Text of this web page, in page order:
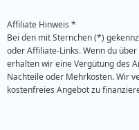
Affiliate Hinweis *
Bei den mit Sternchen (*)
oder Affiliate-Links. Wenn du
erhalten wir eine Vergütung des
Nachteile oder Mehrkosten. Wir
kostenfreies Angebot zu